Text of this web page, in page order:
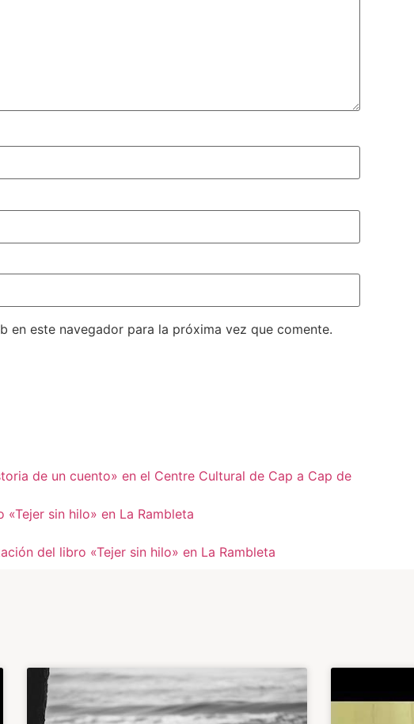
en este navegador para la próxima vez que comente.
de un cuento» en el Centre Cultural de Cap a Cap de
«Tejer sin hilo» en La Rambleta
del libro «Tejer sin hilo» en La Rambleta